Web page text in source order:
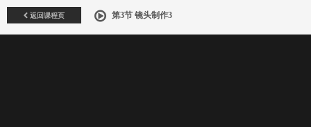
返回课程页 第3节 镜头制作3